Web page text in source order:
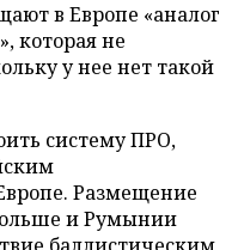
в Европе «аналог
которая не
у нее нет такой
систему ПРО,
Размещение
и Румынии